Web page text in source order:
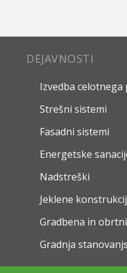
DEJAVNOSTI
Izvedba
Strešni sistemi
Fasadni sistemi
Energetske
Nadstreški
Jeklene
Gradbena in
Gradnja